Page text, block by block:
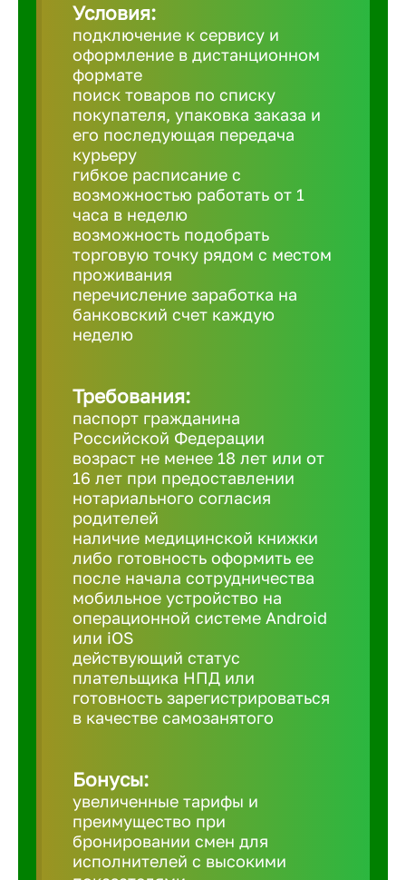
Бирск
Условия:
подключение к сервису и
оформление в дистанционном
формате
поиск товаров по списку
покупателя, упаковка заказа и
его последующая передача
курьеру
гибкое расписание с
возможностью работать от 1
часа в неделю
возможность подобрать
торговую точку рядом с местом
проживания
перечисление заработка на
банковский счет каждую
неделю
Требования:
паспорт гражданина
Российской Федерации
возраст не менее 18 лет или от
16 лет при предоставлении
нотариального согласия
родителей
наличие медицинской книжки
либо готовность оформить ее
после начала сотрудничества
мобильное устройство на
операционной системе Android
или iOS
действующий статус
плательщика НПД или
готовность зарегистрироваться
в качестве самозанятого
Бонусы:
увеличенные тарифы и
преимущество при
бронировании смен для
исполнителей с высокими